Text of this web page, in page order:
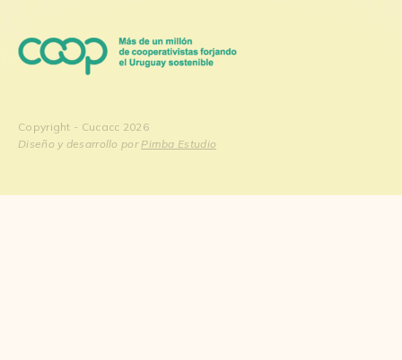
Copyright - Cucacc 2026
Diseño y desarrollo por Pimba Estudio